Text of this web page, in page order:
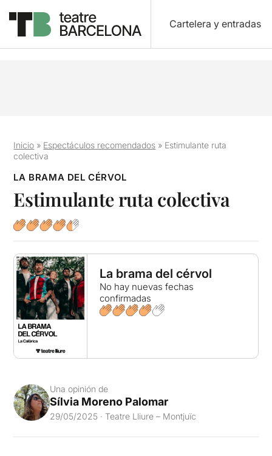
Cartelera y entradas
Inicio » Espectáculos recomendados » Estimulante ruta
colectiva
LA BRAMA DEL CÉRVOL
Estimulante ruta colectiva
La brama del cérvol
No hay nuevas fechas
confirmadas
Una opinión de
Sílvia Moreno Palomar
29/05/2025 · Teatre Lliure – Montjuïc